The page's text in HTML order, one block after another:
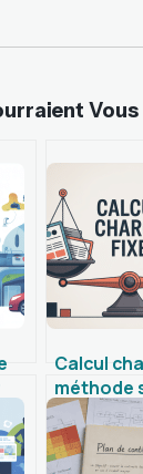
Vous
Calcul
méthode
exemples
pièges à